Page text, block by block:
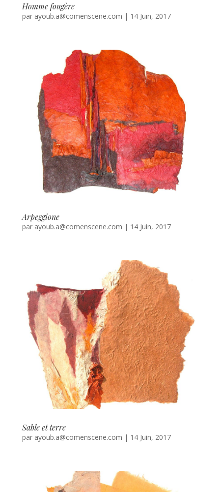
Homme fougère
par ayoub.a@comenscene.com | 14 Juin, 2017
Arpeggione
par ayoub.a@comenscene.com | 14 Juin, 2017
Sable et terre
par ayoub.a@comenscene.com | 14 Juin, 2017